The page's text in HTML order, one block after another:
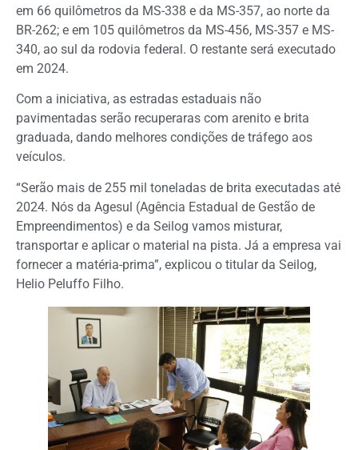
em 66 quilômetros da MS-338 e da MS-357, ao norte da
BR-262; e em 105 quilômetros da MS-456, MS-357 e MS-
340, ao sul da rodovia federal. O restante será executado
em 2024.
Com a iniciativa, as estradas estaduais não
pavimentadas serão recuperaras com arenito e brita
graduada, dando melhores condições de tráfego aos
veículos.
“Serão mais de 255 mil toneladas de brita executadas até
2024. Nós da Agesul (Agência Estadual de Gestão de
Empreendimentos) e da Seilog vamos misturar,
transportar e aplicar o material na pista. Já a empresa vai
fornecer a matéria-prima”, explicou o titular da Seilog,
Helio Peluffo Filho.